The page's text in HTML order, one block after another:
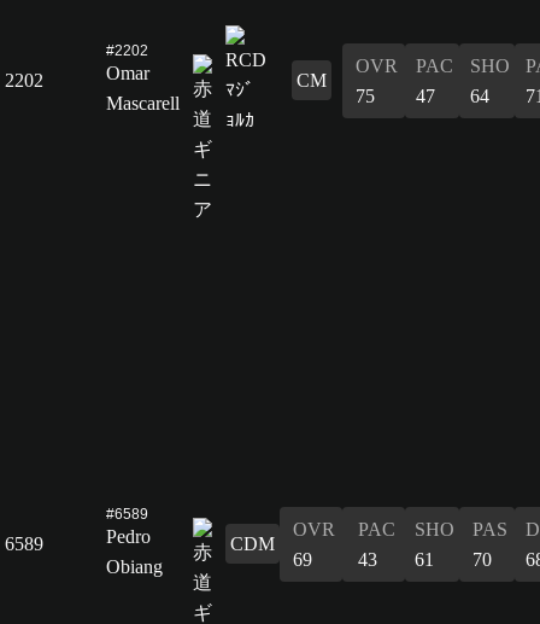
2202
#2202
Omar
Mascarell
CM
OVR
75
PAC
47
SHO
64
6589
#6589
Pedro
Obiang
CDM
OVR
69
PAC
43
SHO
61
PAS
70